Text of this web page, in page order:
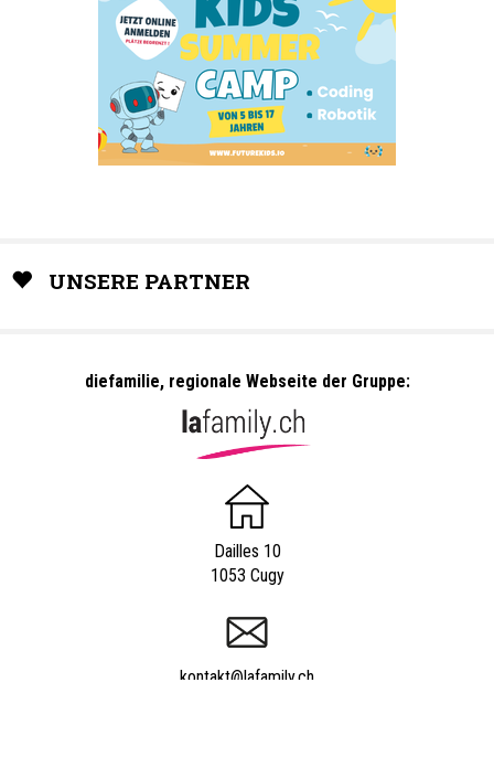
UNSERE PARTNER
diefamilie, regionale Webseite der Gruppe:
Dailles 10
1053 Cugy
kontakt@lafamily.ch